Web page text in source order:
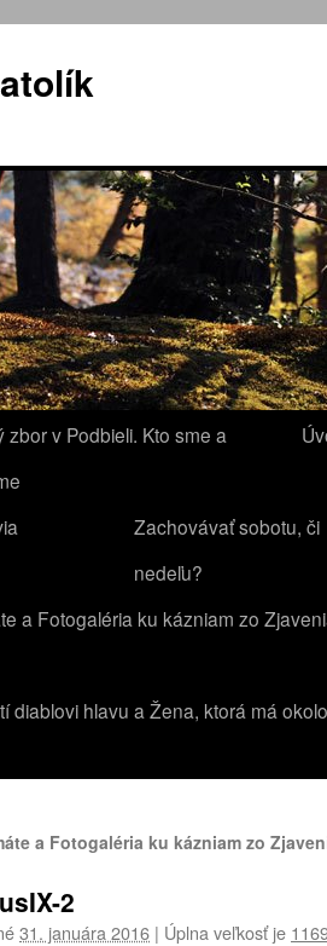
zbor v Podbieli. Kto sme a
Zachovávať sobotu, či
nedeľu?
a Fotogaléria ku kázniam zo
diablovi hlavu a Žena, ktorá má
a Fotogaléria ku kázniam zo
2
31. januára 2016 | Úplna veľkosť je